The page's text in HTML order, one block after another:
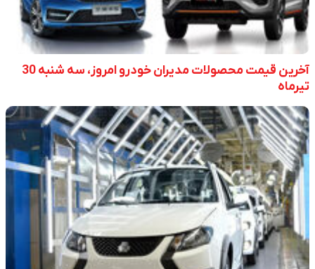
آخرین قیمت محصولات مدیران خودرو امروز، سه شنبه 30
تیرماه